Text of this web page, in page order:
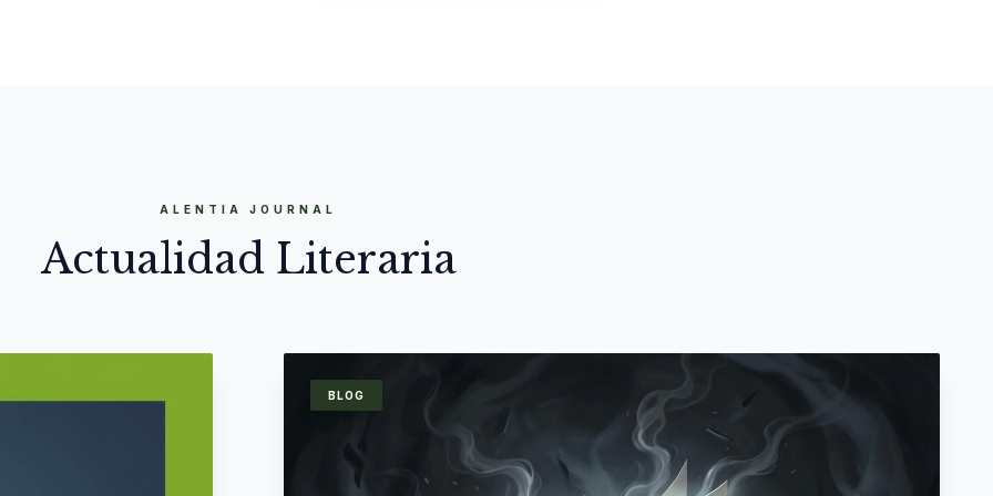
ALENTIA JOURNAL
Actualidad Literaria
BLOG